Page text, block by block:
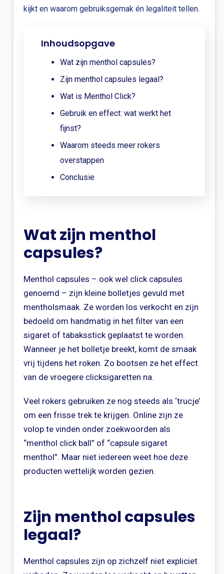
kijkt en waarom gebruiksgemak én legaliteit tellen.
Inhoudsopgave
Wat zijn menthol capsules?
Zijn menthol capsules legaal?
Wat is Menthol Click?
Gebruik en effect: wat werkt het
fijnst?
Waarom steeds meer rokers
overstappen
Conclusie
Wat zijn menthol
capsules?
Menthol capsules – ook wel click capsules
genoemd – zijn kleine bolletjes gevuld met
mentholsmaak. Ze worden los verkocht en zijn
bedoeld om handmatig in het filter van een
sigaret of tabaksstick geplaatst te worden.
Wanneer je het bolletje breekt, komt de smaak
vrij tijdens het roken. Zo bootsen ze het effect
van de vroegere clicksigaretten na.
Veel rokers gebruiken ze nog steeds als ‘trucje’
om een frisse trek te krijgen. Online zijn ze
volop te vinden onder zoekwoorden als
“menthol click ball” of “capsule sigaret
menthol”. Maar niet iedereen weet hoe deze
producten wettelijk worden gezien.
Zijn menthol capsules
legaal?
Menthol capsules zijn op zichzelf niet expliciet